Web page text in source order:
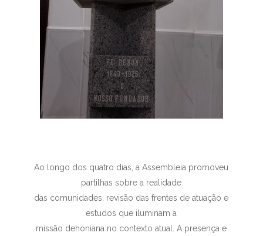
Ao longo dos quatro dias, a Assembleia promoveu
partilhas sobre a realidade
das comunidades, revisão das frentes de atuação e
estudos que iluminam a
missão dehoniana no contexto atual. A presença e